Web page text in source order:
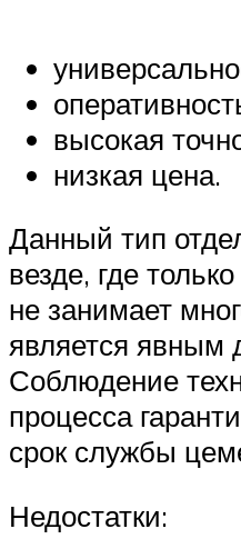
высокая
низкая цена.
Данный тип
везде, где
не занимает
является явным
Соблюдение
процесса
срок службы
Недостатки: